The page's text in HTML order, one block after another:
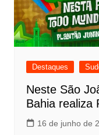
Destaques
Neste São
Bahia realiza
16 de junho de